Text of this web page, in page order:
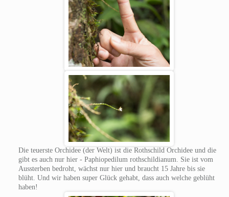
Die teuerste Orchidee (der Welt) ist die Rothschild Orchidee und die
gibt es auch nur hier - Paphiopedilum rothschildianum. Sie ist vom
Aussterben bedroht, wächst nur hier und braucht 15 Jahre bis sie
blüht. Und wir haben super Glück gehabt, dass auch welche geblüht
haben!